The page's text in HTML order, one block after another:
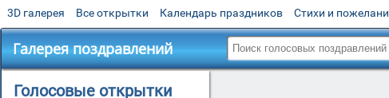
3D галерея Все открытки Календарь праздников Стихи и
Галерея поздравлений
Голосовые открытки